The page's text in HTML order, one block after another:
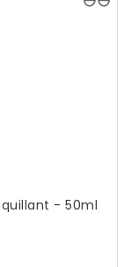
Sensilis Calm In Blam Baume Démaquillant - 50ml